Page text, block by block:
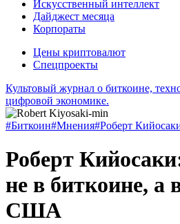
Искусственный интеллект
Дайджест месяца
Корпораты
Цены криптовалют
Спецпроекты
Культовый журнал о биткоине,
цифровой экономике.
#Биткоин#Мнения#Роберт
Роберт
не в биткоине, а
США